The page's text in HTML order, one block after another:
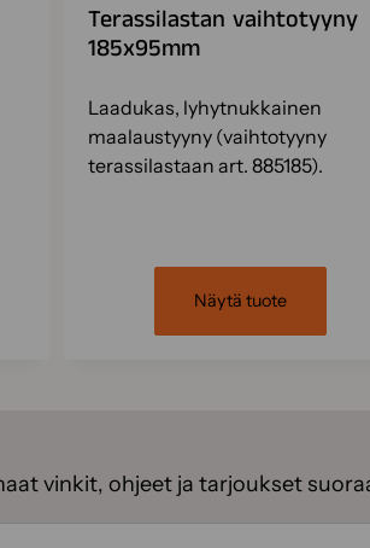
Terassilastan vaihtotyyny
185x95mm
Laadukas, lyhytnukkainen
maalaustyyny (vaihtotyyny
terassilastaan art. 885185).
Näytä tuote
vinkit, ohjeet ja tarjoukset